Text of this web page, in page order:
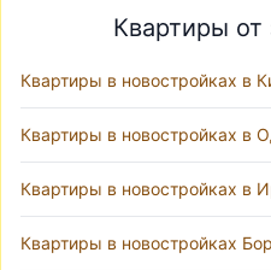
Квартиры
Квартиры в новостройках в
Квартиры в новостройках в
Квартиры в новостройках в
Квартиры в новостройках